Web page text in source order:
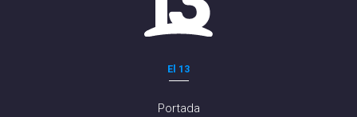
El 13
Portada